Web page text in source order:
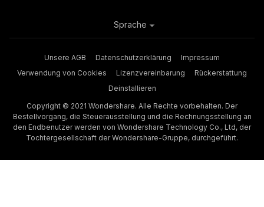
Unsere AGB Datenschutzerklärung
Impressum
Verwendung von Cookies
Lizenzvereinbarung
Rückerstattung
Deinstallieren
Copyright © 2021 Wondershare. Alle Rechte vorbehalten. Der
Bestellvorgang, die Steuerausstellung und die Rechnungsstellung an
den Endbenutzer werden von Wondershare Technology Co., Ltd, der
Tochtergesellschaft der Wondershare-Gruppe, durchgeführt.
Sprache